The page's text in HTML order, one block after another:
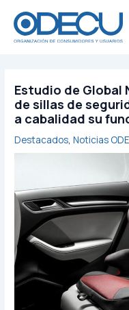
contenido
Estudio de Global
de sillas de
a cabalidad su
Destacados,Noticias